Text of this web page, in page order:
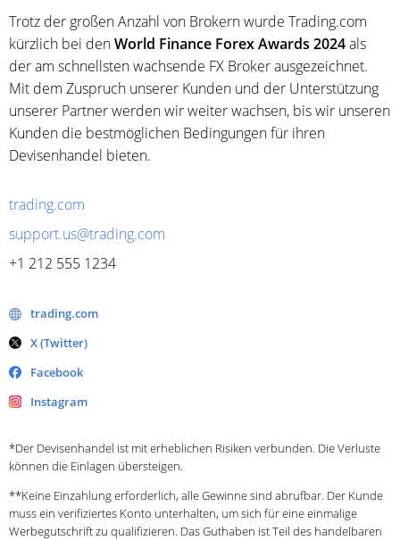
Trotz der großen Anzahl von Brokern wurde Trading.com
kürzlich bei denWorld Finance Forex Awards 2024als
der am schnellsten wachsende FX Broker ausgezeichnet.
Mit dem Zuspruch unserer Kunden und der Unterstützung
unserer Partner werden wir weiter wachsen, bis wir unseren
Kunden die bestmöglichen Bedingungen für ihren
Devisenhandel bieten.
trading.com
support.us@trading.com
+1 212 555 1234
trading.com
X (Twitter)
Facebook
Instagram
*Der Devisenhandel ist mit erheblichen Risiken verbunden. Die Verluste
können die Einlagen übersteigen.
**Keine Einzahlung erforderlich, alle Gewinne sind abrufbar. Der Kunde
muss ein verifiziertes Konto unterhalten, um sich für eine einmalige
Werbegutschrift zu qualifizieren. Das Guthaben ist Teil des handelbaren